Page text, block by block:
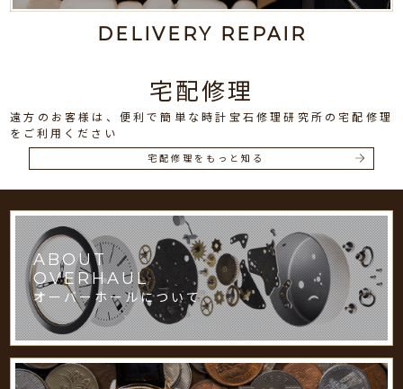
DELIVERY REPAIR
宅配修理
遠方のお客様は、便利で簡単な時計宝石修理研究所の宅配修理
をご利用ください
宅配修理をもっと知る
ABOUT
OVERHAUL
オーバーホールについて